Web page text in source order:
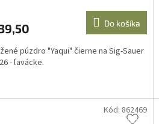
Do košíka
púzdro "Yaqui" čierne na Sig-Sauer
- ľavácke.
Kód: 862469